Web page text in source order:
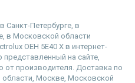
Санкт-Петербурге, в
в Московской области
OEH 5E40 X в интернет-
представленный на сайте,
от производителя. Доставка по
области, Москве, Московской